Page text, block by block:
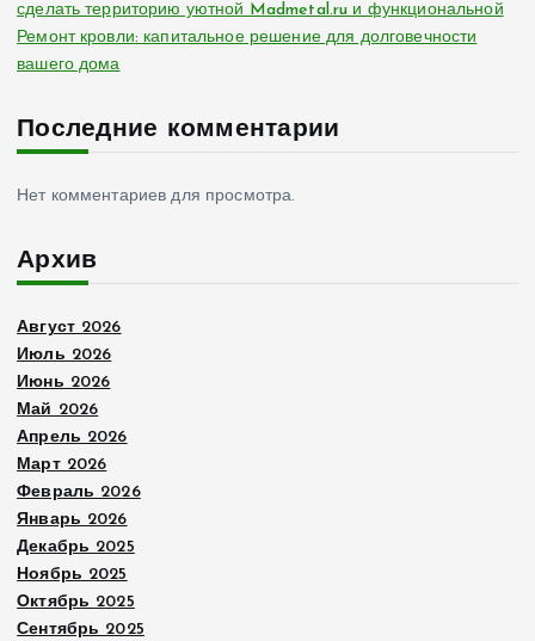
сделать территорию уютной Madmetal.ru и функциональной
Ремонт кровли: капитальное решение для долговечности
вашего дома
Последние комментарии
Нет комментариев для просмотра.
Архив
Август 2026
Июль 2026
Июнь 2026
Май 2026
Апрель 2026
Март 2026
Февраль 2026
Январь 2026
Декабрь 2025
Ноябрь 2025
Октябрь 2025
Сентябрь 2025